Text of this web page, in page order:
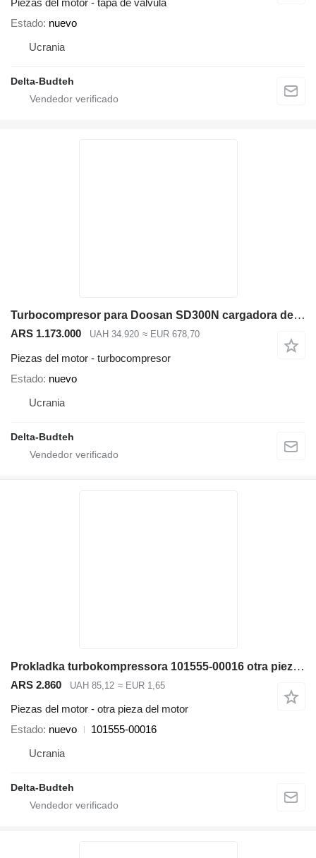
Piezas del motor - tapa de válvula
Estado nuevo
Ucrania
Delta-Budteh
Turbocompresor para Doosan SD300N cargadora de ruedas
ARS 1.173.000 UAH 34.920 ≈ EUR 678,70
Piezas del motor - turbocompresor
Estado nuevo
Ucrania
Delta-Budteh
Prokladka turbokompressora 101555-00016 otra pieza del motor para Doosan SD300N cargadora de ruedas
ARS 2.860 UAH 85,12 ≈ EUR 1,65
Piezas del motor - otra pieza del motor
Estado nuevo
101555-00016
Ucrania
Delta-Budteh